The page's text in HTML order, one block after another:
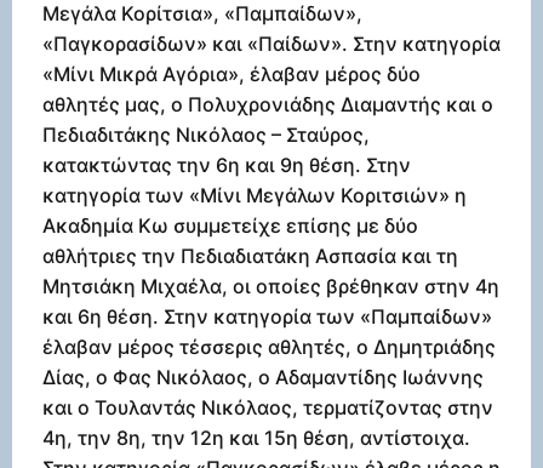
Μεγάλα Κορίτσια», «Παμπαίδων»,
«Παγκορασίδων» και «Παίδων». Στην κατηγορία
«Μίνι Μικρά Αγόρια», έλαβαν μέρος δύο
αθλητές μας, ο Πολυχρονιάδης Διαμαντής και ο
Πεδιαδιτάκης Νικόλαος – Σταύρος,
κατακτώντας την 6η και 9η θέση. Στην
κατηγορία των «Μίνι Μεγάλων Κοριτσιών» η
Ακαδημία Κω συμμετείχε επίσης με δύο
αθλήτριες την Πεδιαδιατάκη Ασπασία και τη
Μητσιάκη Μιχαέλα, οι οποίες βρέθηκαν στην 4η
και 6η θέση. Στην κατηγορία των «Παμπαίδων»
έλαβαν μέρος τέσσερις αθλητές, ο Δημητριάδης
Δίας, ο Φας Νικόλαος, ο Αδαμαντίδης Ιωάννης
και ο Τουλαντάς Νικόλαος, τερματίζοντας στην
4η, την 8η, την 12η και 15η θέση, αντίστοιχα.